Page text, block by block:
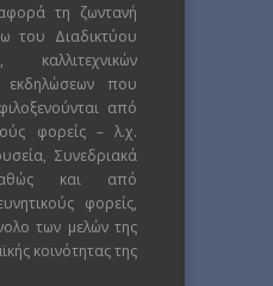
τη ζωντανή
του Διαδικτύου
καλλιτεχνικών
εκδηλώσεων που
από
φορείς – λ.χ.
Συνεδριακά
και από
φορείς,
των μελών της
κοινότητας της